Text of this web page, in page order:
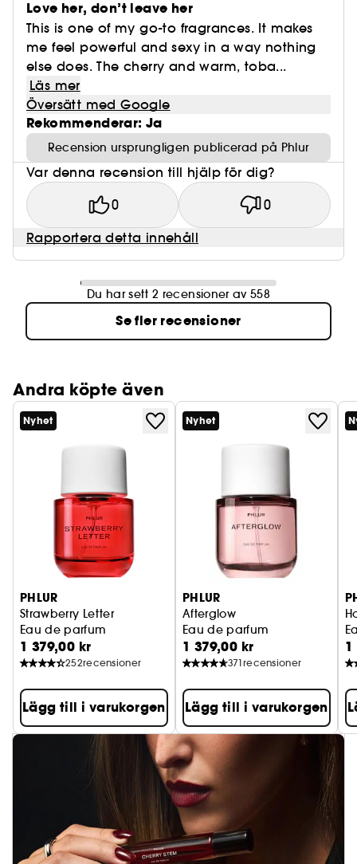
Love her, don’t leave her
This is one of my go-to fragrances. It makes
me feel powerful and sexy in a way nothing
else does. The cherry and warm, toba...
Läs mer
Översätt med Google
Rekommenderar: Ja
Recension ursprungligen publicerad på Phlur
Var denna recension till hjälp för dig?
0 0
Rapportera detta innehåll
Du har sett 2 recensioner av 558
Se fler recensioner
Andra köpte även
Nyhet
PHLUR
Strawberry Letter
Eau de parfum
1 379,00 kr
252recensioner
Lägg till i varukorgen
Nyhet
PHLUR
Afterglow
Eau de parfum
1 379,00 kr
371recensioner
Lägg till i varukorgen
1